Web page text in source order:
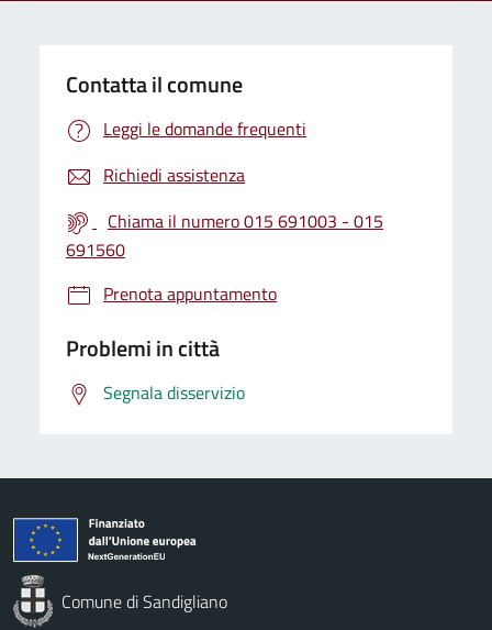
Contatta il comune
Leggi le domande frequenti
Richiedi assistenza
Chiama il numero 015 691003 - 015
691560
Prenota appuntamento
Problemi in città
Segnala disservizio
Comune di Sandigliano